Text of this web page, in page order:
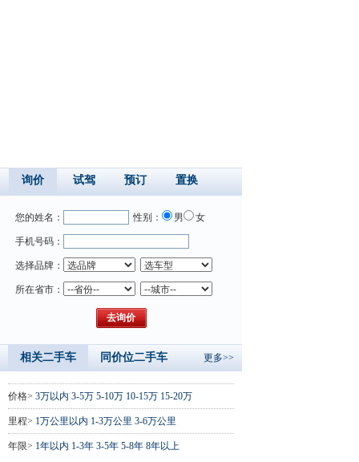
询价 试驾 预订 置换
您的姓名： 性别： 男 女
手机号码：
选择品牌：
所在省市：
相关二手车 同价位二手车 更多>>
价格> 3万以内 3-5万 5-10万 10-15万 15-20万
里程> 1万公里以内 1-3万公里 3-6万公里
年限> 1年以内 1-3年 3-5年 5-8年 8年以上